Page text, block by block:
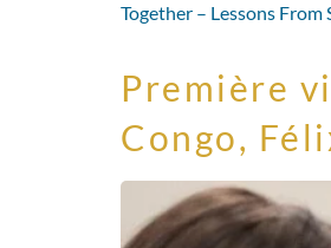
Together – Lessons
Première
Congo,